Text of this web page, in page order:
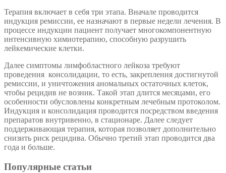
Терапия включает в себя три этапа. Вначале проводится
индукция ремиссии, ее назначают в первые недели лечения. В
процессе индукции пациент получает многокомпонентную
интенсивную химиотерапию, способную разрушить
лейкемические клетки.
Далее симптомы лимфобластного лейкоза требуют
проведения консолидации, то есть, закрепления достигнутой
ремиссии, и уничтожения аномальных остаточных клеток,
чтобы рецидив не возник. Такой этап длится месяцами, его
особенности обусловлены конкретным лечебным протоколом.
Индукция и консолидация проводится посредством введения
препаратов внутривенно, в стационаре. Далее следует
поддерживающая терапия, которая позволяет дополнительно
снизить риск рецидива. Обычно третий этап проводится два
года и больше.
Популярные статьи